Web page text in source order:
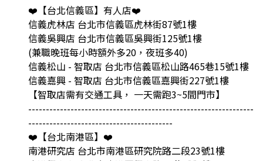
❤️【台北信義區】有人店❤️
信義虎林店 台北市信義區虎林街87號1樓
信義吳興店 台北市信義區吳興街125號1樓
(兼職晚班每小時額外多20，夜班多40)
信義松山 - 智取店 台北市信義區松山路465巷15號1樓
信義嘉興 - 智取店 台北市信義區嘉興街227號1樓
【智取店需有交通工具， 一天需跑3~5間門市】
----------------------------------------------------------------
-----------------------------------------
❤️【台北南港區】❤️
南港研究店 台北市南港區研究院路二段23號1樓